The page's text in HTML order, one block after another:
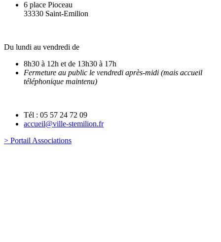
6 place Pioceau
33330 Saint-Emilion
Du lundi au vendredi de
8h30 à 12h et de 13h30 à 17h
Fermeture au public le vendredi après-midi (mais accueil
téléphonique maintenu)
Tél : 05 57 24 72 09
accueil@ville-stemilion.fr
> Portail Associations